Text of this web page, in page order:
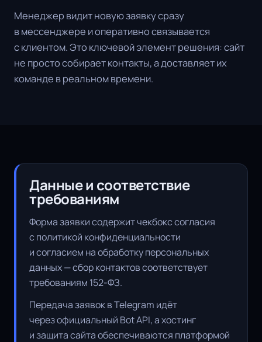
Менеджер видит новую заявку сразу
в мессенджере и оперативно связывается
с клиентом. Это ключевой элемент решения: сайт
не просто собирает контакты, а доставляет их
команде в реальном времени.
Данные и соответствие
требованиям
Форма заявки содержит чекбокс согласия
с политикой конфиденциальности
и согласием на обработку персональных
данных — сбор контактов соответствует
требованиям 152-ФЗ.
Передача заявок в Telegram идёт
через официальный Bot API, а хостинг
и защита сайта обеспечиваются платформой